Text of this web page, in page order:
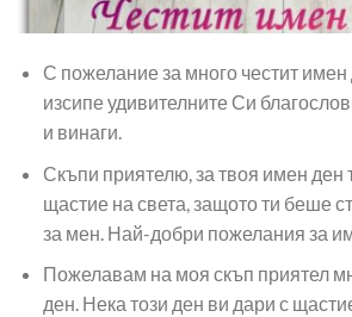
С пожелание за много честит
изсипе удивителните Си
и винаги.
Скъпи приятелю, за твоя имен ден
щастие на света, защото ти беше
за мен. Най-добри пожелания за
Пожелавам на моя скъп приятел
ден. Нека този ден ви дари с